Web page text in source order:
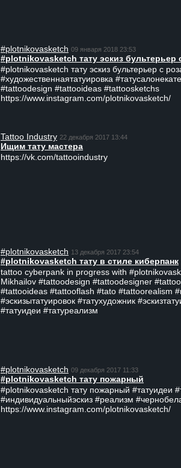
#plotnikovasketch 09 января 2018 23:53
#plotnikovasketch тату эскиз бультерьер
#plotnikovasketch тату эскиз бультерьер с
#художественнаятатуировка
#tattoodesign #tattooideas #tattoosketchs
https://www.instagram.com/plotnikovasketch/
Tattoo Industry 22 декабря 2017 13:44
Ищим тату мастера
https://vk.com/tattooindustry
#plotnikovasketch 13 декабря 2017 23:54
#plotnikovasketch тату в стиле киберпанк
tattoo cyberpank in progress with
Mikhailov #tattoodesign #tattoodesigner
#tattooideas #tattooflash #tato #tattoorealism
#эскизытатуировок #татухудожник
#татуидеи #татуреализм
#plotnikovasketch 09 декабря 2017 11:33
#plotnikovasketch тату пожарный
#plotnikovasketch тату пожарный #татуидеи
#индивидуальныйэскиз #реализм
https://www.instagram.com/plotnikovasketch/